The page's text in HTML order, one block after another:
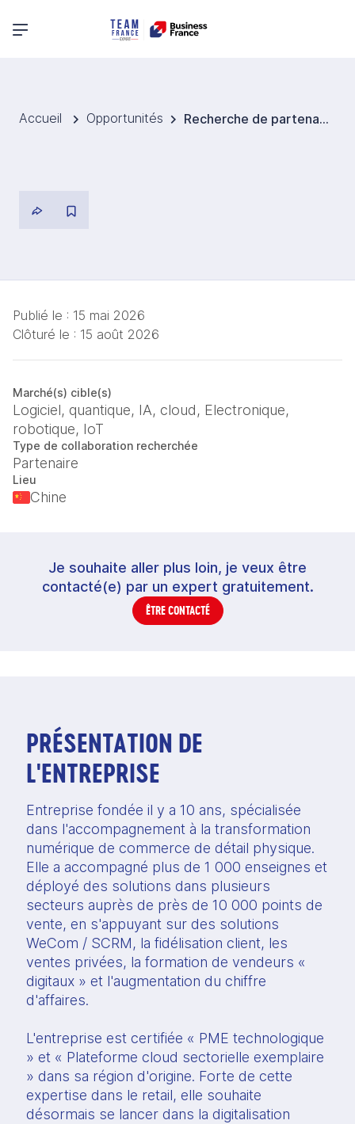
Menu principal
Accueil Opportunités Recherche de partenaires pour la digitalisation industrielle en Chine
Publié le : 15 mai 2026
Clôturé le : 15 août 2026
Marché(s) cible(s)
Logiciel, quantique, IA, cloud, Electronique,
robotique, IoT
Type de collaboration recherchée
Partenaire
Lieu
Chine
Je souhaite aller plus loin, je veux être
contacté(e) par un expert gratuitement.
ÊTRE CONTACTÉ
PRÉSENTATION DE
L'ENTREPRISE
Entreprise fondée il y a 10 ans, spécialisée
dans l'accompagnement à la transformation
numérique de commerce de détail physique.
Elle a accompagné plus de 1 000 enseignes et
déployé des solutions dans plusieurs
secteurs auprès de près de 10 000 points de
vente, en s'appuyant sur des solutions
WeCom / SCRM, la fidélisation client, les
ventes privées, la formation de vendeurs «
digitaux » et l'augmentation du chiffre
d'affaires.
L'entreprise est certifiée « PME technologique
» et « Plateforme cloud sectorielle exemplaire
» dans sa région d'origine. Forte de cette
expertise dans le retail, elle souhaite
désormais se lancer dans la digitalisation